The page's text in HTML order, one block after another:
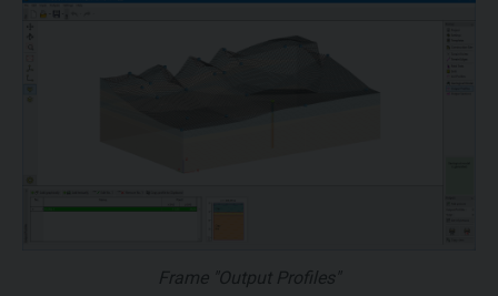
Frame "Output Profiles"